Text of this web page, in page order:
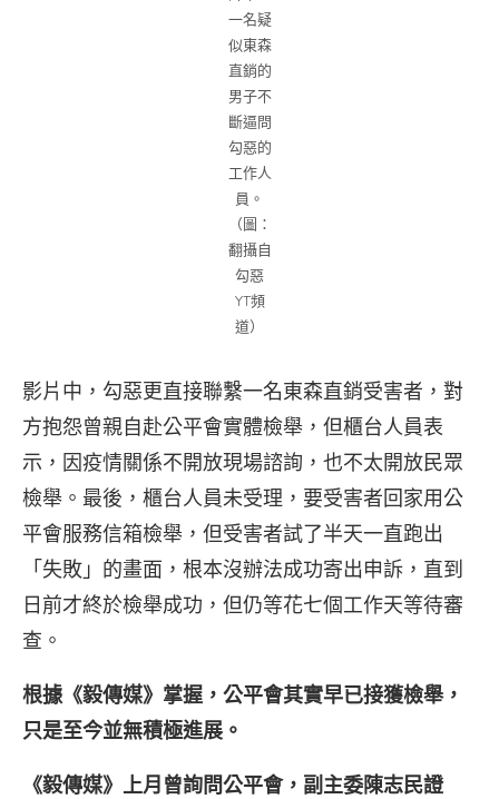
一名疑
似東森
直銷的
男子不
斷逼問
勾惡的
工作人
員。
（圖：
翻攝自
勾惡
YT頻
道）
影片中，勾惡更直接聯繫一名東森直銷受害者，對
方抱怨曾親自赴公平會實體檢舉，但櫃台人員表
示，因疫情關係不開放現場諮詢，也不太開放民眾
檢舉。最後，櫃台人員未受理，要受害者回家用公
平會服務信箱檢舉，但受害者試了半天一直跑出
「失敗」的畫面，根本沒辦法成功寄出申訴，直到
日前才終於檢舉成功，但仍等花七個工作天等待審
查。
根據《毅傳媒》掌握，公平會其實早已接獲檢舉，
只是至今並無積極進展。
《毅傳媒》上月曾詢問公平會，副主委陳志民證